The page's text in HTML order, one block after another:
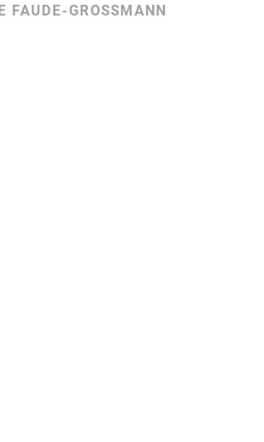
FAUDE-GROSSMANN